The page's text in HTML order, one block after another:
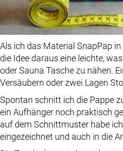
Als ich das Material SnapPap
die Idee daraus eine leichte,
oder Sauna Tasche zu nähen.
Versäubern oder zwei Lagen
Spontan schnitt ich die Pappe
ein Aufhänger noch praktisch
auf dem Schnittmuster habe
eingezeichnet und auch in die